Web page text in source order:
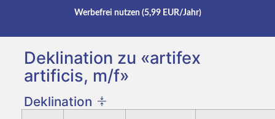
Werbefrei nutzen (5,99 EUR/Jahr)
Deklination zu «artifex
artificis, m/f»
Deklination